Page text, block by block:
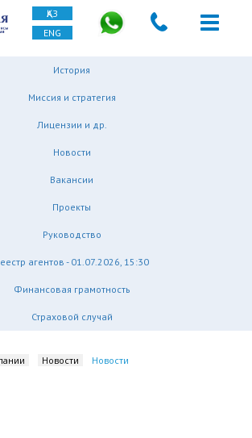
ҚАЗ
ENG
История
Миссия и стратегия
Лицензии и др.
Новости
Вакансии
Проекты
Руководство
агентов - 01.07.2026, 15:30
Финансовая грамотность
Страховой случай
Новости Новости